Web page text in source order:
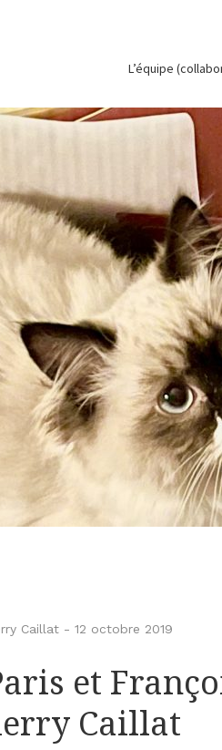
L’équipe
Caillat - 12 octobre 2019
et
Caillat